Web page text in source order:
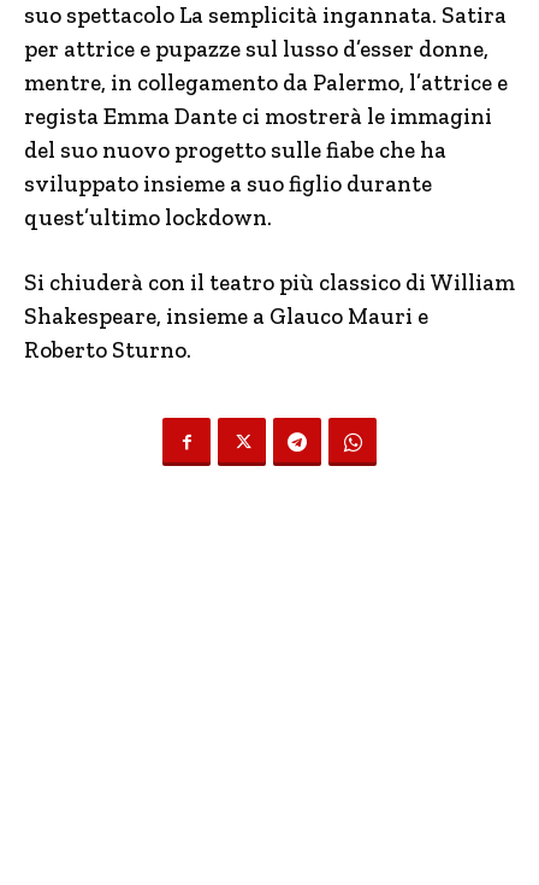
suo spettacolo La semplicità ingannata. Satira
per attrice e pupazze sul lusso d’esser donne,
mentre, in collegamento da Palermo, l’attrice e
regista Emma Dante ci mostrerà le immagini
del suo nuovo progetto sulle fiabe che ha
sviluppato insieme a suo figlio durante
quest’ultimo lockdown.
Si chiuderà con il teatro più classico di William
Shakespeare, insieme a Glauco Mauri e
Roberto Sturno.